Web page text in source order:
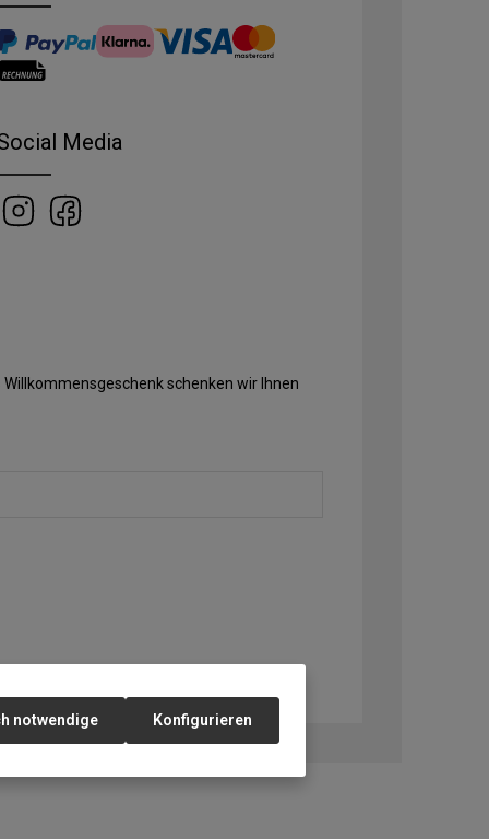
Media
schenken wir Ihnen
notwendige Konfigurieren